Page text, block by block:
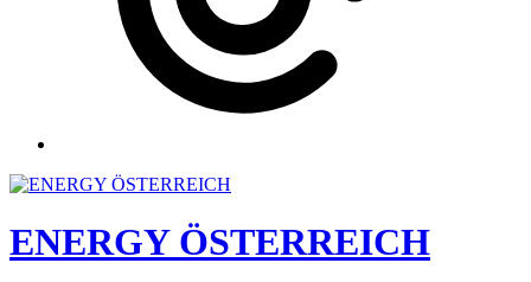
ENERGY ÖSTERREICH